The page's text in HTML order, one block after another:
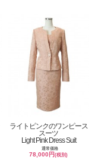
ライトピンクのワンピース
スーツ
Light Pink Dress Suit
通常価格
78,000円(税別)